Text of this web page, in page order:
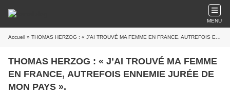
MENU
Accueil » THOMAS HERZOG : « J’AI TROUVÉ MA FEMME EN FRANCE, AUTREFOIS ENNEMIE JURÉE DE MON PAYS ».
THOMAS HERZOG : « J’AI TROUVÉ MA FEMME
EN FRANCE, AUTREFOIS ENNEMIE JURÉE DE
MON PAYS ».